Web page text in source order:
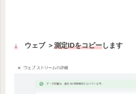
↓ ウェブ ＞測定IDをコピーします